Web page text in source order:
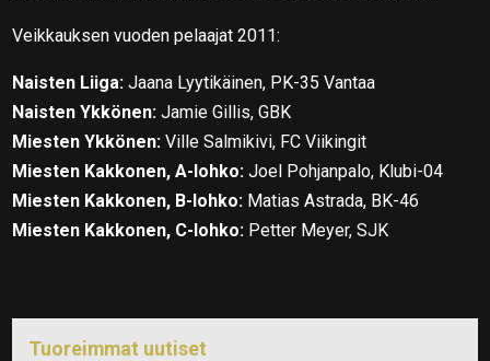
Veikkauksen vuoden pelaajat 2011:
Naisten Liiga:Jaana Lyytikäinen, PK-35 Vantaa
Naisten Ykkönen:Jamie Gillis, GBK
Miesten Ykkönen:Ville Salmikivi, FC Viikingit
Miesten Kakkonen, A-lohko:Joel Pohjanpalo, Klubi-04
Miesten Kakkonen, B-lohko: Matias Astrada, BK-46
Miesten Kakkonen, C-lohko: Petter Meyer, SJK
Tuoreimmat uutiset